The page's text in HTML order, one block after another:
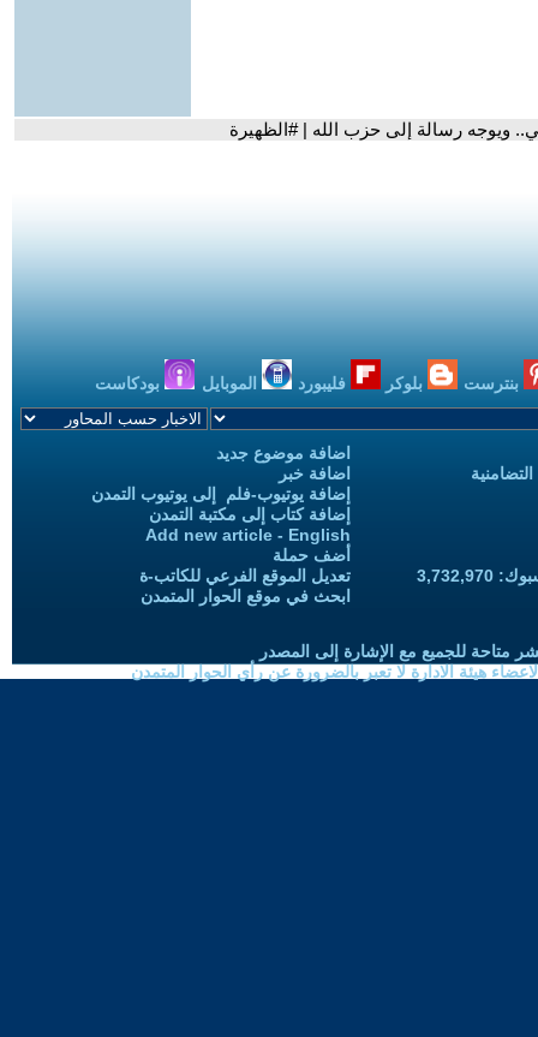
ويوجه رسالة إلى حزب الله | #الظهيرة
بنترست بلوكر فليبورد الموبايل بودكاست
اضافة موضوع جديد
اضافة خبر
إضافة يوتيوب-فلم إلى يوتيوب التمدن
إضافة كتاب إلى مكتبة التمدن
Add new article - English
أضف حملة
تعديل الموقع الفرعي للكاتب-ة
ابحث في موقع الحوار المتمدن
متاحة للجميع مع الإشارة إلى المصدر
هيئة الادارة لا تعبر بالضرورة عن رأي الحوار المتمدن